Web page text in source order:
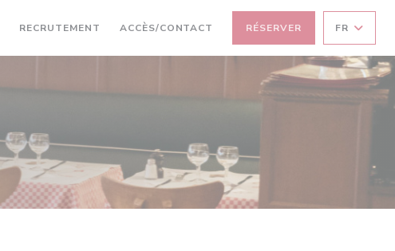
RECRUTEMENT ACCÈS/CONTACT RÉSERVER FR